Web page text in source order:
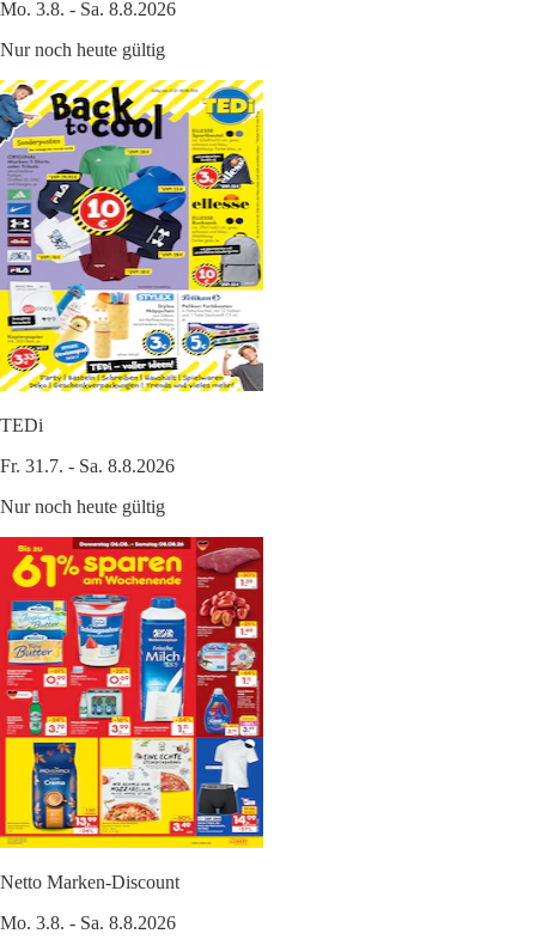
Mo. 3.8. - Sa. 8.8.2026
Nur noch heute gültig
TEDi
Fr. 31.7. - Sa. 8.8.2026
Nur noch heute gültig
Netto Marken-Discount
Mo. 3.8. - Sa. 8.8.2026